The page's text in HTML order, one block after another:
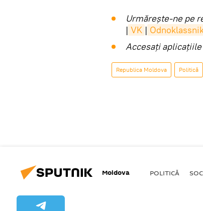
Urmărește-ne pe
| VK |
Accesaţi
Republica Moldova Politică
Moldova POLITICĂ